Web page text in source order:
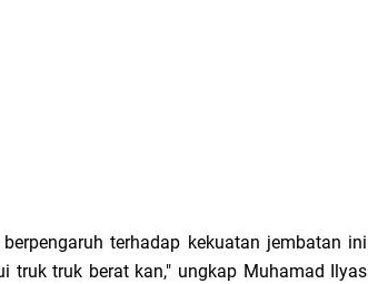
terhadap kekuatan jembatan ini
truk truk berat kan," ungkap Muhamad Ilyas